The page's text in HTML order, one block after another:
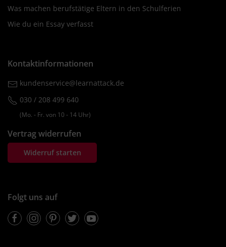
Was machen berufstätige Eltern in den Schulferien
Wie du ein Essay verfasst
Kontaktinformationen
kundenservice@learnattack.de
030 / 208 499 640
(Mo. ‐ Fr. von 10 ‐ 14 Uhr)
Vertrag widerrufen
Widerruf starten
Folgt uns auf
FacebookInstagramPinterestTwitterYoutube